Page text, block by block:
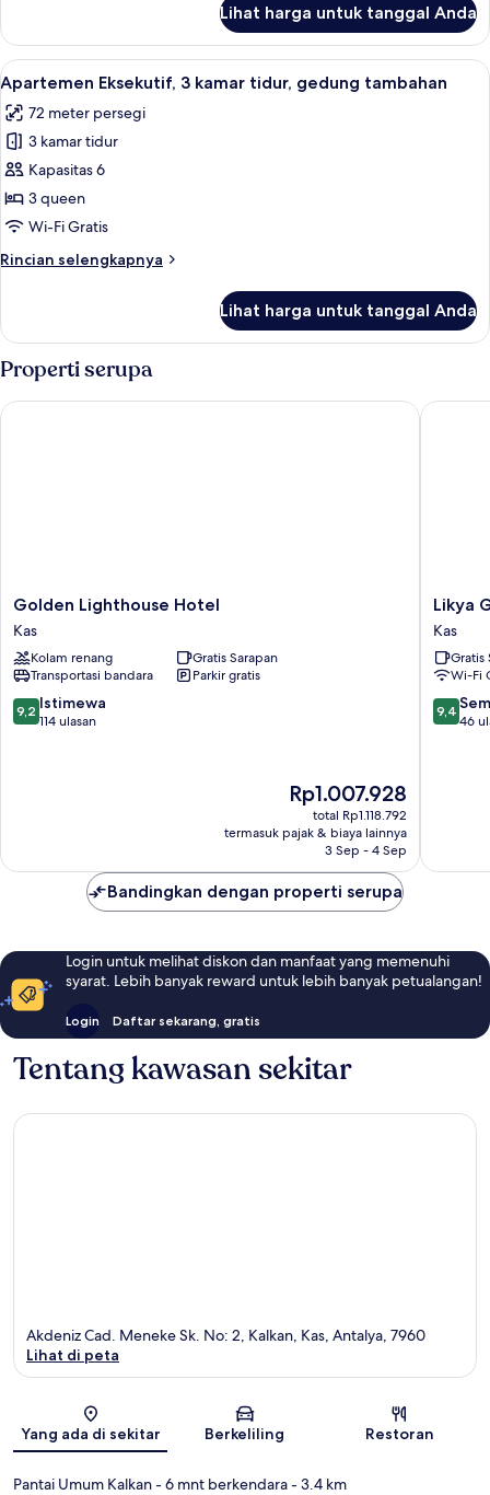
Apartemen
Comfort,
3
kamar
tidur,
gedung
Lihat harga untuk tanggal Anda
Lihat
semua
foto
untuk
Apartemen
Eksekutif,
3
tidur,
Apartemen Eksekutif, 3 kamar tidur,
24
Apartemen Eksekutif, 3 kamar tidur, gedung tambahan
72 meter persegi
3 kamar tidur
Kapasitas 6
3 queen
Wi-Fi Gratis
Rincian selengkapnya
Rincian
Apartemen
3
tidur,
Lihat harga untuk tanggal Anda
Properti serupa
Golden
Lighthouse
Hotel
Kas
Golden Lighthouse Hotel
Kas
Kolam renang
Gratis Sarapan
Transportasi bandara
Parkir gratis
9.2
dari
9,2 Istimewa
114 ulasan
Harga
sekarang
Rp1.007.928
Rp1.007.928
total Rp1.118.792
termasuk pajak & biaya lainnya
3 Sep - 4 Sep
Golden Lighthouse Hotel
Likya
Gardens
Hotel
Kas
Likya
Kas
Gratis
Wi-Fi
9.4
dari
9,4
46
Likya
Bandingkan dengan properti serupa
Login untuk melihat diskon dan manfaat yang memenuhi
syarat. Lebih banyak reward untuk lebih banyak petualangan!
Login Daftar sekarang, gratis
Tentang kawasan sekitar
Peta
Akdeniz Cad. Meneke Sk. No: 2, Kalkan, Kas, Antalya, 7960
Lihat di peta
Yang ada di sekitar Berkeliling Restoran
Pantai Umum Kalkan- 6 mnt berkendara- 3.4 km